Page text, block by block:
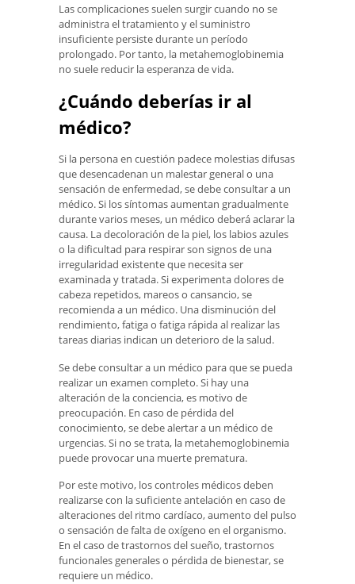
Las complicaciones suelen surgir cuando no se
administra el tratamiento y el suministro
insuficiente persiste durante un período
prolongado. Por tanto, la metahemoglobinemia
no suele reducir la esperanza de vida.
¿Cuándo deberías ir al
médico?
Si la persona en cuestión padece molestias difusas
que desencadenan un malestar general o una
sensación de enfermedad, se debe consultar a un
médico. Si los síntomas aumentan gradualmente
durante varios meses, un médico deberá aclarar la
causa. La decoloración de la piel, los labios azules
o la dificultad para respirar son signos de una
irregularidad existente que necesita ser
examinada y tratada. Si experimenta dolores de
cabeza repetidos, mareos o cansancio, se
recomienda a un médico. Una disminución del
rendimiento, fatiga o fatiga rápida al realizar las
tareas diarias indican un deterioro de la salud.
Se debe consultar a un médico para que se pueda
realizar un examen completo. Si hay una
alteración de la conciencia, es motivo de
preocupación. En caso de pérdida del
conocimiento, se debe alertar a un médico de
urgencias. Si no se trata, la metahemoglobinemia
puede provocar una muerte prematura.
Por este motivo, los controles médicos deben
realizarse con la suficiente antelación en caso de
alteraciones del ritmo cardíaco, aumento del pulso
o sensación de falta de oxígeno en el organismo.
En el caso de trastornos del sueño, trastornos
funcionales generales o pérdida de bienestar, se
requiere un médico.